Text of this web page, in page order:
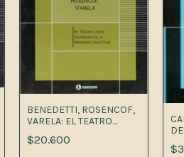
BENEDETTI, ROSENCOF,
VARELA: EL TEATRO
COMO GUARDI
$20.600